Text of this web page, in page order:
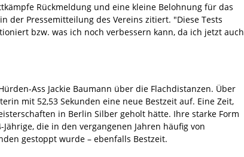
Rückmeldung und eine kleine Belohnung für das
der Pressemitteilung des Vereins zitiert. "Diese Tests
bzw. was ich noch verbessern kann, da ich jetzt auch
Ass Jackie Baumann über die Flachdistanzen. Über
mit 52,53 Sekunden eine neue Bestzeit auf. Eine Zeit,
in Berlin Silber geholt hätte. Ihre starke Form
die in den vergangenen Jahren häufig von
gestoppt wurde – ebenfalls Bestzeit.